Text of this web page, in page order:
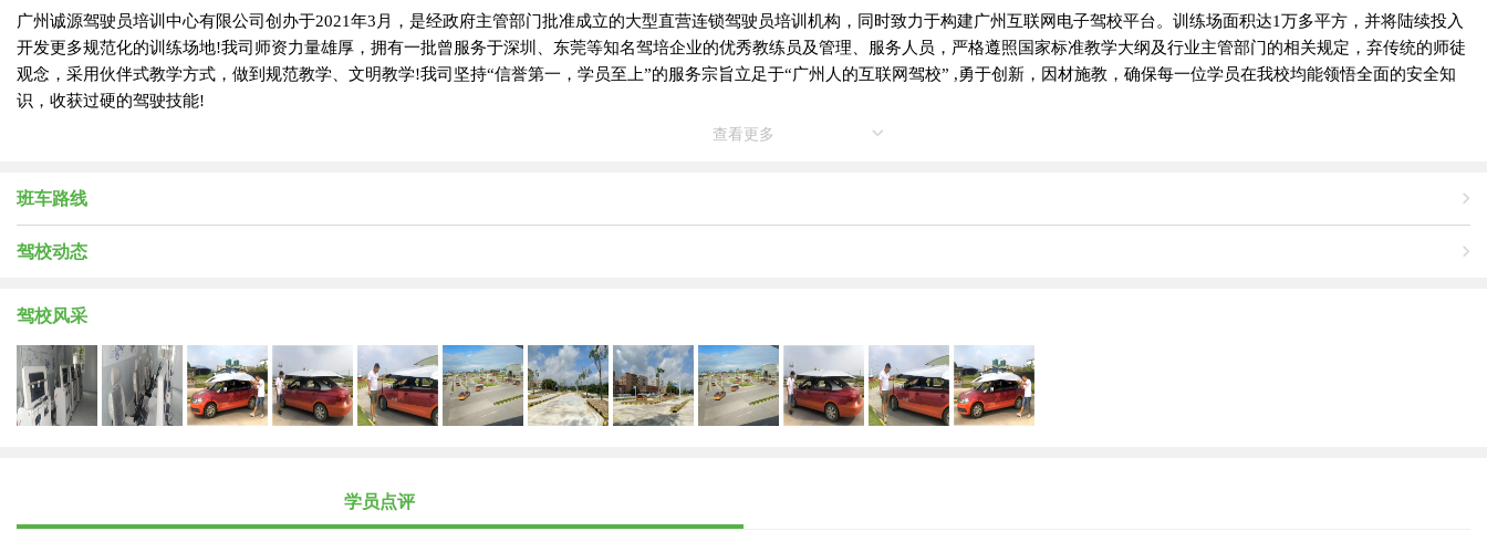
广州诚源驾驶员培训中心有限公司创办于2021年3月，是经政府主管部门批准成立的大型直营连锁驾驶员培训机构，同时致力于构建广州互联网电子驾校平台。训练场面积达1万多平方，并将陆续投入
开发更多规范化的训练场地!我司师资力量雄厚，拥有一批曾服务于深圳、东莞等知名驾培企业的优秀教练员及管理、服务人员，严格遵照国家标准教学大纲及行业主管部门的相关规定，弃传统的师徒
观念，采用伙伴式教学方式，做到规范教学、文明教学!我司坚持“信誉第一，学员至上”的服务宗旨立足于“广州人的互联网驾校” ,勇于创新，因材施教，确保每一位学员在我校均能领悟全面的安全知
识，收获过硬的驾驶技能!
查看更多
班车路线
驾校动态
驾校风采
学员点评